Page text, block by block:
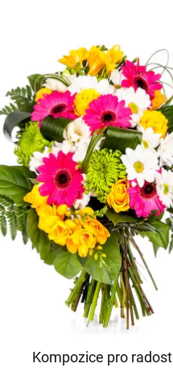
Kompozice pro radost